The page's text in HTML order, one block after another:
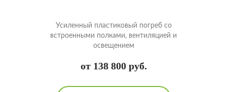
Усиленный пластиковый погреб со
встроенными полками, вентиляцией и
освещением
от 138 800 руб.